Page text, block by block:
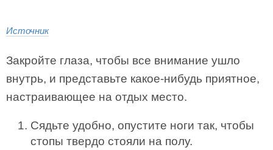
Источник
Закройте глаза, чтобы все внимание ушло
внутрь, и представьте какое-нибудь приятное,
настраивающее на отдых место.
Сядьте удобно, опустите ноги так, чтобы
стопы твердо стояли на полу.